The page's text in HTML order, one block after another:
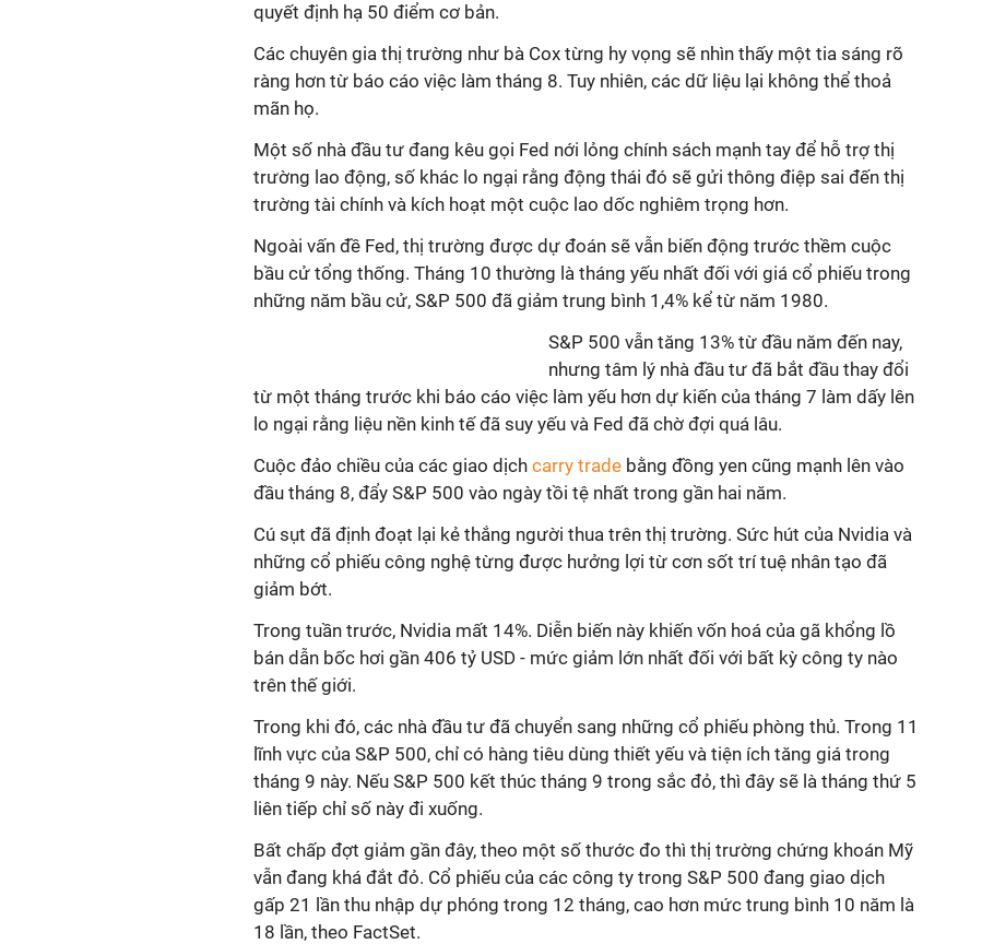
quyết định hạ 50 điểm cơ bản.
Các chuyên gia thị trường như bà Cox từng hy vọng sẽ nhìn thấy một tia sáng rõ
ràng hơn từ báo cáo việc làm tháng 8. Tuy nhiên, các dữ liệu lại không thể thoả
mãn họ.
Một số nhà đầu tư đang kêu gọi Fed nới lỏng chính sách mạnh tay để hỗ trợ thị
trường lao động, số khác lo ngại rằng động thái đó sẽ gửi thông điệp sai đến thị
trường tài chính và kích hoạt một cuộc lao dốc nghiêm trọng hơn.
Ngoài vấn đề Fed, thị trường được dự đoán sẽ vẫn biến động trước thềm cuộc
bầu cử tổng thống. Tháng 10 thường là tháng yếu nhất đối với giá cổ phiếu trong
những năm bầu cử, S&P 500 đã giảm trung bình 1,4% kể từ năm 1980.
S&P 500 vẫn tăng 13% từ đầu năm đến nay,
nhưng tâm lý nhà đầu tư đã bắt đầu thay đổi
từ một tháng trước khi báo cáo việc làm yếu hơn dự kiến của tháng 7 làm dấy lên
lo ngại rằng liệu nền kinh tế đã suy yếu và Fed đã chờ đợi quá lâu.
Cuộc đảo chiều của các giao dịch carry trade bằng đồng yen cũng mạnh lên vào
đầu tháng 8, đẩy S&P 500 vào ngày tồi tệ nhất trong gần hai năm.
Cú sụt đã định đoạt lại kẻ thắng người thua trên thị trường. Sức hút của Nvidia và
những cổ phiếu công nghệ từng được hưởng lợi từ cơn sốt trí tuệ nhân tạo đã
giảm bớt.
Trong tuần trước, Nvidia mất 14%. Diễn biến này khiến vốn hoá của gã khổng lồ
bán dẫn bốc hơi gần 406 tỷ USD - mức giảm lớn nhất đối với bất kỳ công ty nào
trên thế giới.
Trong khi đó, các nhà đầu tư đã chuyển sang những cổ phiếu phòng thủ. Trong 11
lĩnh vực của S&P 500, chỉ có hàng tiêu dùng thiết yếu và tiện ích tăng giá trong
tháng 9 này. Nếu S&P 500 kết thúc tháng 9 trong sắc đỏ, thì đây sẽ là tháng thứ 5
liên tiếp chỉ số này đi xuống.
Bất chấp đợt giảm gần đây, theo một số thước đo thì thị trường chứng khoán Mỹ
vẫn đang khá đắt đỏ. Cổ phiếu của các công ty trong S&P 500 đang giao dịch
gấp 21 lần thu nhập dự phóng trong 12 tháng, cao hơn mức trung bình 10 năm là
18 lần, theo FactSet.